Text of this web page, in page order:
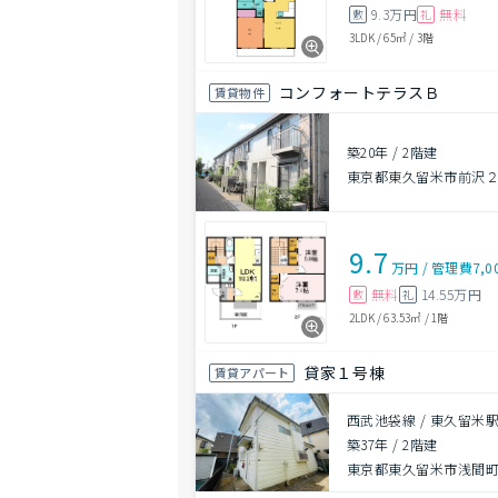
敷 9.3万円 礼 無料
3LDK/65㎡ / 3階
賃貸物件 コンフォートテラスＢ
築20年 /2階建
東京都東久留米市前沢２
9.7 万円 /管理費
敷 無料 礼 14.55万円
2LDK/63.53㎡ / 1階
賃貸アパート 貸家１号棟
西武池袋線 / 東久留米
築37年 /2階建
東京都東久留米市浅間